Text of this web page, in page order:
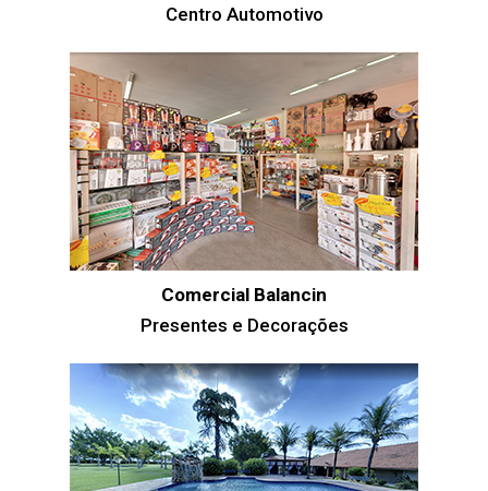
Centro Automotivo
Comercial Balancin
Presentes e Decorações